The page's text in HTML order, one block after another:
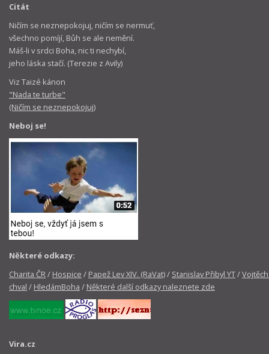
Citát
Ničím se neznepokojuj, ničím se nermuť,
všechno pomíjí, Bůh se ale nemění.
Máš-li v srdci Boha, nic ti nechybí,
jeho láska stačí. (Terezie z Avily)
Viz Taizé kánon
"Nada te turbe"
(Ničím se neznepokojuj)
Neboj se!
Některé odkazy:
Charita ČR/ Hospice / Papež Lev XIV. (RaVat)/ Stanislav Přibyl YT/
chval / HledámBoha / Některé další odkazy naleznete zde
Vira.cz